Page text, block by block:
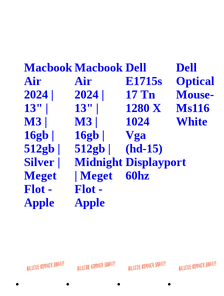
Macbook
Air
2024 |
13" |
M3 |
16gb |
512gb |
Silver |
Meget
Flot -
Apple
Macbook
Air
2024 |
13" |
M3 |
16gb |
512gb |
Midnight
| Meget
Flot -
Apple
Dell
E1715s
17 Tn
1280 X
1024
Vga
(hd-15)
Displayport
60hz
Dell
Optical
Mouse-
Ms116
White